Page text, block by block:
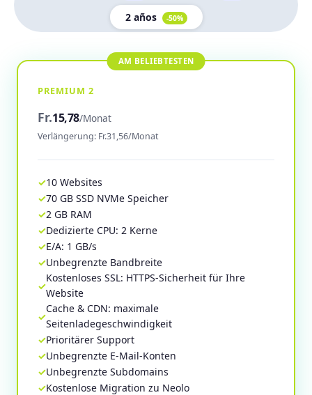
2 años -50%
PREMIUM 2
Fr.15,78/Monat
Verlängerung: Fr.31,56/Monat
10 Websites
70 GB SSD NVMe Speicher
2 GB RAM
Dedizierte CPU: 2 Kerne
E/A: 1 GB/s
Unbegrenzte Bandbreite
Kostenloses SSL: HTTPS-Sicherheit für Ihre
Website
Cache & CDN: maximale
Seitenladegeschwindigkeit
Prioritärer Support
Unbegrenzte E-Mail-Konten
Unbegrenzte Subdomains
Kostenlose Migration zu Neolo